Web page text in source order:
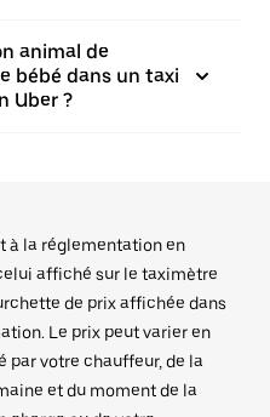
animal de
bébé dans un taxi
Uber ?
à la réglementation en
affiché sur le taximètre
de prix affichée dans
Le prix peut varier en
votre chauffeur, de la
et du moment de la